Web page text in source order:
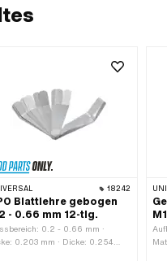
18242
Blattlehre gebogen
- 0.66 mm 12-tlg.
0.2 - 0.66 mm ·
0.203 mm · Dicke: 0.254